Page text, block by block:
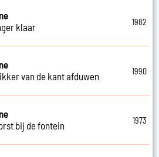
klaar
1982
van de kant afduwen
1990
bij de fontein
1973